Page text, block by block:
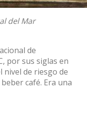
del Mar
de
por sus siglas en
nivel de riesgo de
café. Era una